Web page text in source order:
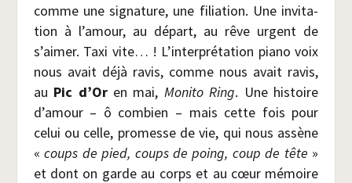
comme une signa­ture, une filia­tion. Une invi­ta­
tion à l’amour, au départ, au rêve urgent de
s’aimer. Taxi vite… ! L’interprétation pia­no voix
nous avait déjà ravis, comme nous avait ravis,
au Pic d’Oren mai, Moni­to Ring. Une his­toire
d’amour – ô com­bien – mais cette fois pour
celui ou celle, pro­messe de vie, qui nous assène
«coups de pied, coups de poing, coup de tête »
et dont on garde au corps et au cœur mémoire